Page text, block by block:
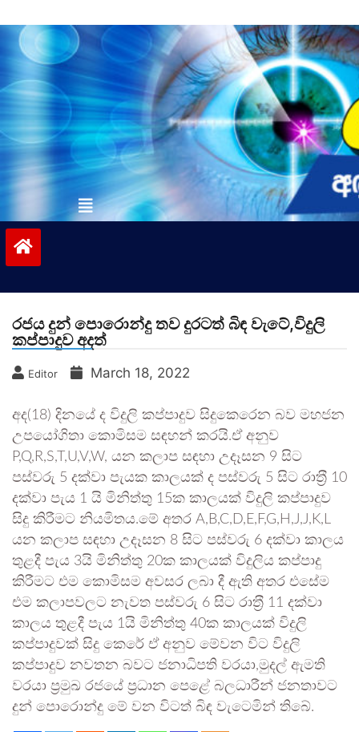
to
contentvinivida.lk
රජය දුන් පොරොන්දු තව දුරටත් බිඳ වැටේ,විදුලි
කප්පාදුව අදත්
Editor March 18, 2022
අද(18) දිනයේ ද විදුලි කප්පාදුව සිදුකෙරෙන බව මහජන
උපයෝගිතා කොමිසම සඳහන් කරයි.ඒ අනුව
P,Q,R,S,T,U,V,W, යන කලාප සඳහා උදෑසන 9 සිට
පස්වරු 5 දක්වා පැයක කාලයක් ද පස්වරු 5 සිට රාත‍්‍රී 10
දක්වා පැය 1 යි මිනිත්තු 15ක කාලයක් විදුලි කප්පාදුව
සිදු කිරීමට නියමිතය.මේ අතර A,B,C,D,E,F,G,H,J,J,K,L
යන කලාප සඳහා උදෑසන 8 සිට පස්වරු 6 දක්වා කාලය
තුළදී පැය 3යි මිනිත්තු 20ක කාලයක් විදුලිය කප්පාදු
කිරීමට එම කොමිසම අවසර ලබා දී ඇති අතර එසේම
එම කලාපවලට නැවත පස්වරු 6 සිට රාත‍්‍රී 11 දක්වා
කාලය තුළදී පැය 1යි මිනිත්තු 40ක කාලයක් විදුලි
කප්පාදුවක් සිදු කෙරේ ඒ අනුව මේවන විට විදුලි
කප්පාදුව නවතන බවට ජනාධිපති වරයා,මුදල් ඇමති
වරයා ප්‍රමුඛ රජයේ ප්‍රධාන පෙළේ බලධාරීන් ජනතාවට
දුන් පොරොන්දු මේ වන විටත් බිඳ වැටෙමින් තිබේ.